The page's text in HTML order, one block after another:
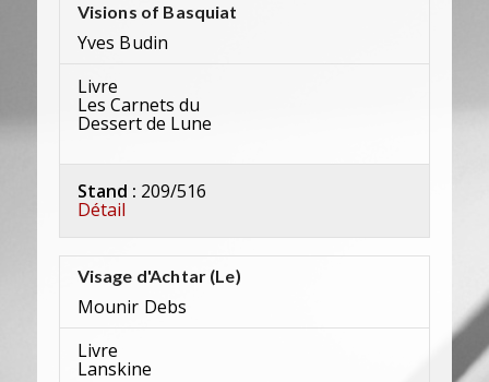
Visions of Basquiat
Yves Budin
Livre
Les Carnets du
Dessert de Lune
Stand : 209/516
Détail
Visage d'Achtar (Le)
Mounir Debs
Livre
Lanskine